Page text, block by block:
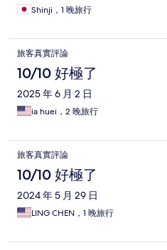
Shinji，1 晚旅行
旅客真實評論
10/10 好極了
2025 年 6 月 2 日
ia huei，2 晚旅行
旅客真實評論
10/10 好極了
2024 年 5 月 29 日
LING CHEN，1 晚旅行